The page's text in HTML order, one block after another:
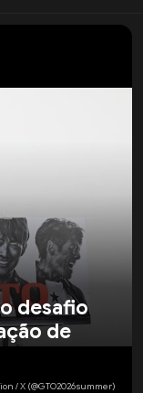
desafio
de
/ X (@GTO2026summer)